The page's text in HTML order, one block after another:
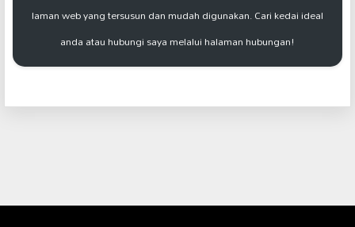
laman web yang tersusun dan mudah digunakan. Cari kedai ideal
anda atau hubungi saya melalui halaman hubungan!